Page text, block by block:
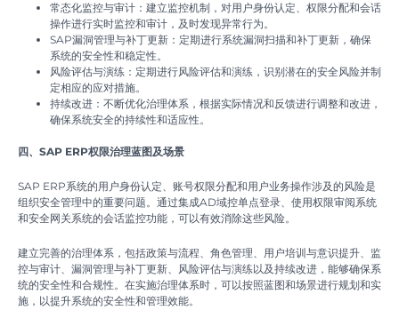
常态化监控与审计：建立监控机制，对用户身份认定、权限分配和会话
操作进行实时监控和审计，及时发现异常行为。
SAP漏洞管理与补丁更新：定期进行系统漏洞扫描和补丁更新，确保
系统的安全性和稳定性。
风险评估与演练：定期进行风险评估和演练，识别潜在的安全风险并制
定相应的应对措施。
持续改进：不断优化治理体系，根据实际情况和反馈进行调整和改进，
确保系统安全的持续性和适应性。
四、SAP ERP权限治理蓝图及场景
SAP ERP系统的用户身份认定、账号权限分配和用户业务操作涉及的风险是
组织安全管理中的重要问题。通过集成AD域控单点登录、使用权限审阅系统
和安全网关系统的会话监控功能，可以有效消除这些风险。
建立完善的治理体系，包括政策与流程、角色管理、用户培训与意识提升、监
控与审计、漏洞管理与补丁更新、风险评估与演练以及持续改进，能够确保系
统的安全性和合规性。在实施治理体系时，可以按照蓝图和场景进行规划和实
施，以提升系统的安全性和管理效能。